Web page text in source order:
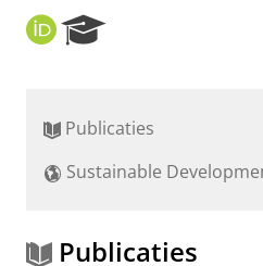
O
R
r
h
r
Publicaties
Sustainable
Publicaties